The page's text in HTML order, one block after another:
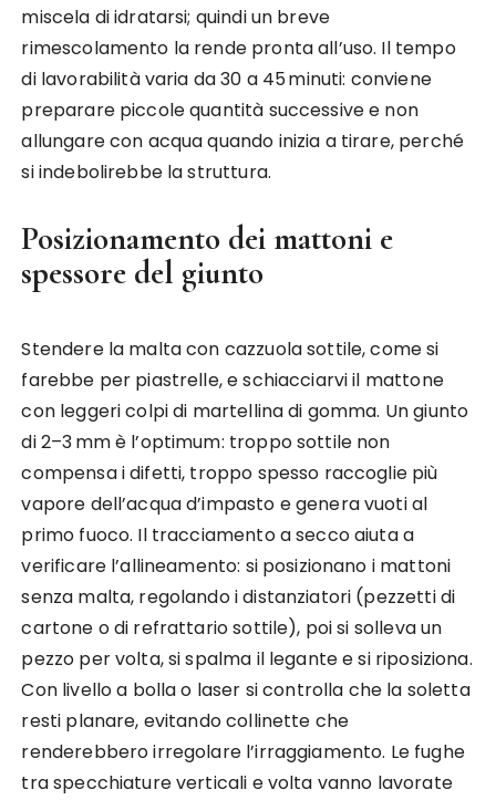
miscela di idratarsi; quindi un breve
rimescolamento la rende pronta all’uso. Il tempo
di lavorabilità varia da 30 a 45 minuti: conviene
preparare piccole quantità successive e non
allungare con acqua quando inizia a tirare, perché
si indebolirebbe la struttura.
Posizionamento dei mattoni e
spessore del giunto
Stendere la malta con cazzuola sottile, come si
farebbe per piastrelle, e schiacciarvi il mattone
con leggeri colpi di martellina di gomma. Un giunto
di 2–3 mm è l’optimum: troppo sottile non
compensa i difetti, troppo spesso raccoglie più
vapore dell’acqua d’impasto e genera vuoti al
primo fuoco. Il tracciamento a secco aiuta a
verificare l’allineamento: si posizionano i mattoni
senza malta, regolando i distanziatori (pezzetti di
cartone o di refrattario sottile), poi si solleva un
pezzo per volta, si spalma il legante e si riposiziona.
Con livello a bolla o laser si controlla che la soletta
resti planare, evitando collinette che
renderebbero irregolare l’irraggiamento. Le fughe
tra specchiature verticali e volta vanno lavorate